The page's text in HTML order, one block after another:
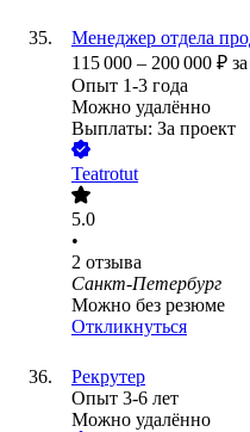
Менеджер отдела
115 000 – 200 000 ₽
Опыт 1-3 года
Можно удалённо
Выплаты: За проект
Teatrotut
5.0
•
2 отзыва
Санкт-Петербург
Можно без резюме
Откликнуться
Рекрутер
Опыт 3-6 лет
Можно удалённо